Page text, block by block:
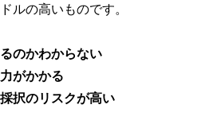
ルの高いものです。
のかわからない
がかかる
択のリスクが高い